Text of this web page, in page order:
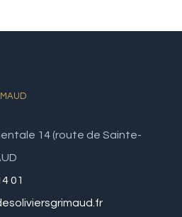
14 (route de Sainte-
01